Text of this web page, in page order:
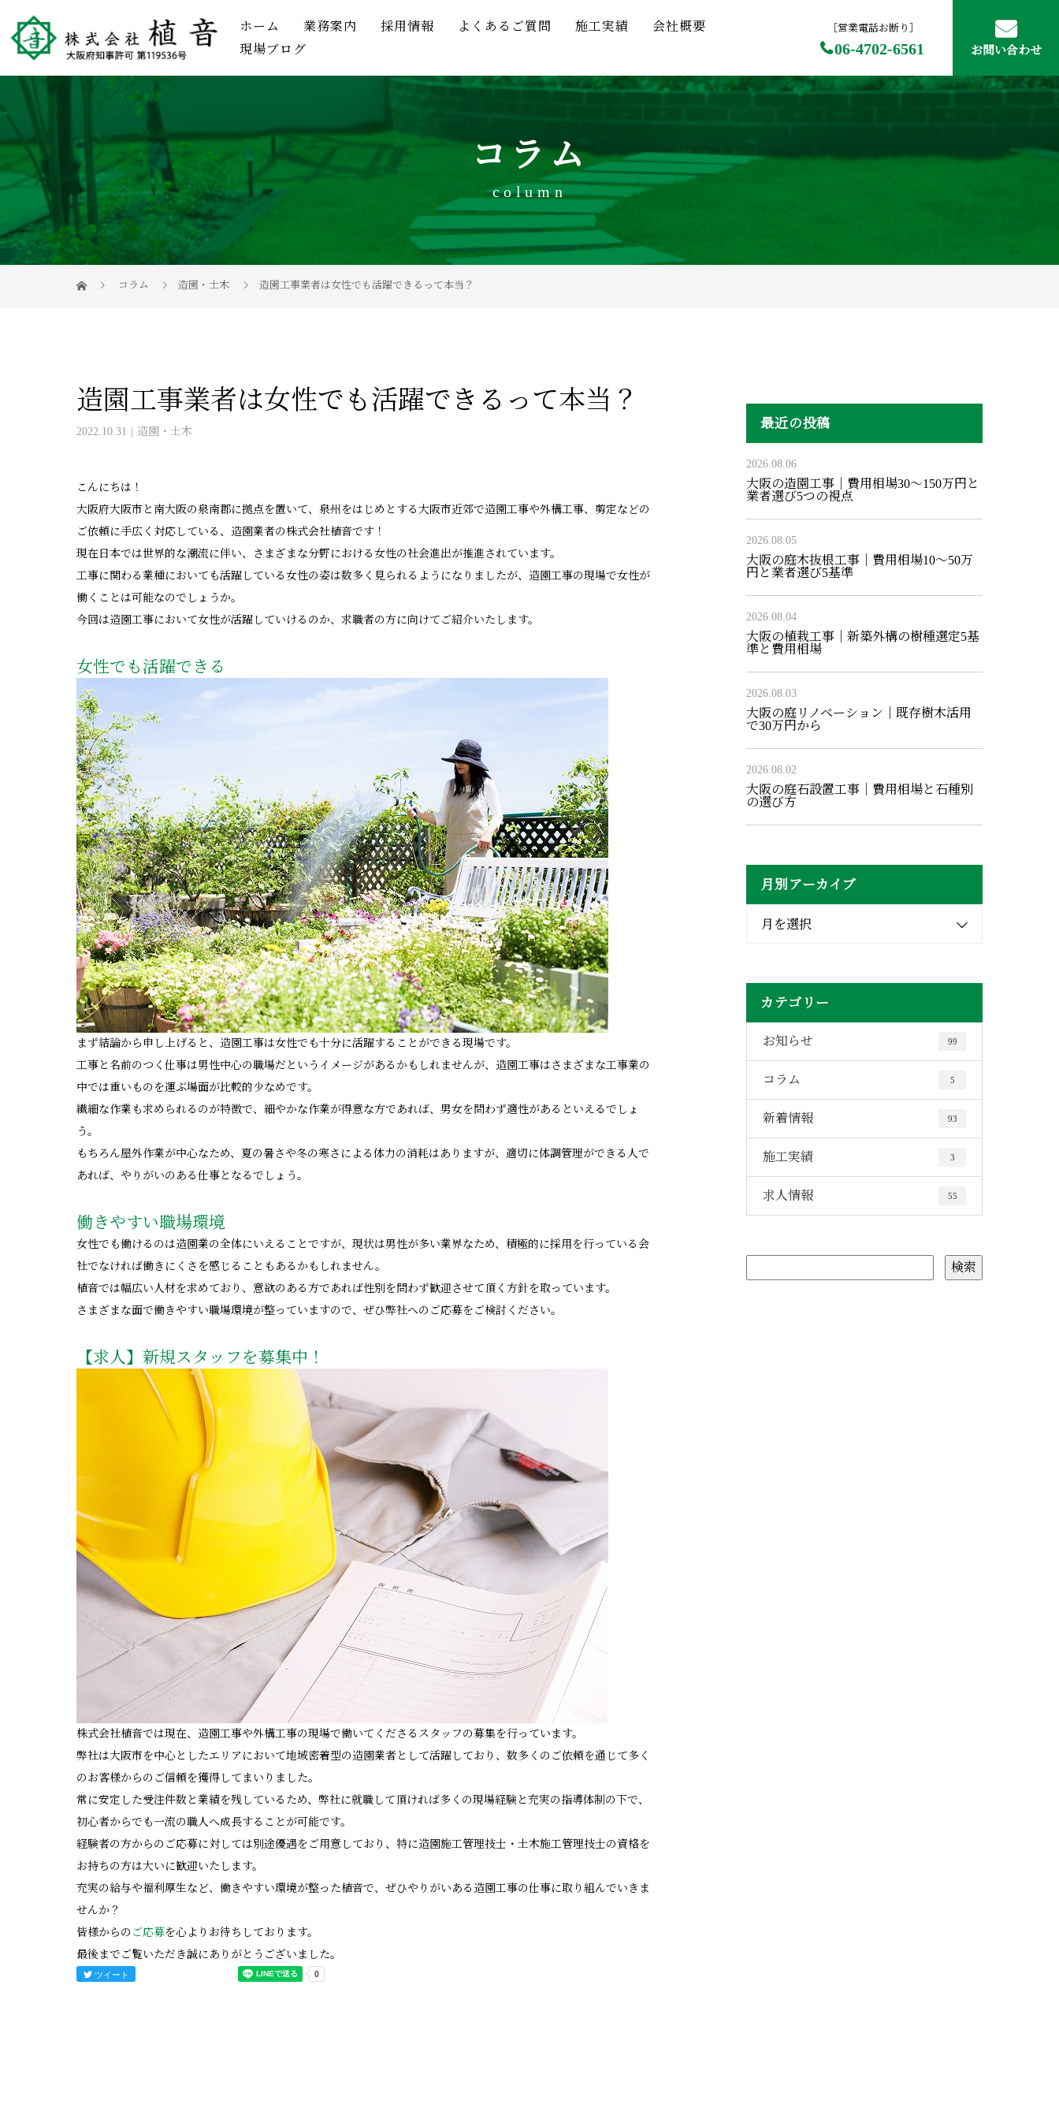
ホーム 業務案内 採用情報 よくあるご質問 施工実績
会社概要
現場ブログ
［営業電話お断り］
06-4702-6561 お問い合わせ
コラム
column
コラム 造園・土木 造園工事業者は女性でも活躍できるって本当？
造園工事業者は女性でも活躍できるって本当？
2022.10.31 造園・土木
こんにちは！
大阪府大阪市と南大阪の泉南郡に拠点を置いて、泉州をはじめとする大阪市近郊で造園工事や外構工事、剪定などの
ご依頼に手広く対応している、造園業者の株式会社植音です！
現在日本では世界的な潮流に伴い、さまざまな分野における女性の社会進出が推進されています。
工事に関わる業種においても活躍している女性の姿は数多く見られるようになりましたが、造園工事の現場で女性が
働くことは可能なのでしょうか。
今回は造園工事において女性が活躍していけるのか、求職者の方に向けてご紹介いたします。
女性でも活躍できる
まず結論から申し上げると、造園工事は女性でも十分に活躍することができる現場です。
工事と名前のつく仕事は男性中心の職場だというイメージがあるかもしれませんが、造園工事はさまざまな工事業の
中では重いものを運ぶ場面が比較的少なめです。
繊細な作業も求められるのが特徴で、細やかな作業が得意な方であれば、男女を問わず適性があるといえるでしょ
う。
もちろん屋外作業が中心なため、夏の暑さや冬の寒さによる体力の消耗はありますが、適切に体調管理ができる人で
あれば、やりがいのある仕事となるでしょう。
働きやすい職場環境
女性でも働けるのは造園業の全体にいえることですが、現状は男性が多い業界なため、積極的に採用を行っている会
社でなければ働きにくさを感じることもあるかもしれません。
植音では幅広い人材を求めており、意欲のある方であれば性別を問わず歓迎させて頂く方針を取っています。
さまざまな面で働きやすい職場環境が整っていますので、ぜひ弊社へのご応募をご検討ください。
【求人】新規スタッフを募集中！
株式会社植音では現在、造園工事や外構工事の現場で働いてくださるスタッフの募集を行っています。
弊社は大阪市を中心としたエリアにおいて地域密着型の造園業者として活躍しており、数多くのご依頼を通じて多く
のお客様からのご信頼を獲得してまいりました。
常に安定した受注件数と業績を残しているため、弊社に就職して頂ければ多くの現場経験と充実の指導体制の下で、
初心者からでも一流の職人へ成長することが可能です。
経験者の方からのご応募に対しては別途優遇をご用意しており、特に造園施工管理技士・土木施工管理技士の資格を
お持ちの方は大いに歓迎いたします。
充実の給与や福利厚生など、働きやすい環境が整った植音で、ぜひやりがいある造園工事の仕事に取り組んでいきま
せんか？
皆様からの ご応募を心よりお待ちしております。
最後までご覧いただき誠にありがとうございました。
ツイート
最近の投稿
2026.08.06
大阪の造園工事｜費用相場30〜150万円と
業者選び5つの視点
2026.08.05
大阪の庭木抜根工事｜費用相場10〜50万
円と業者選び5基準
2026.08.04
大阪の植栽工事｜新築外構の樹種選定5基
準と費用相場
2026.08.03
大阪の庭リノベーション｜既存樹木活用
で30万円から
2026.08.02
大阪の庭石設置工事｜費用相場と石種別
の選び方
月別アーカイブ
月を選択
カテゴリー
お知らせ 99
コラム 5
新着情報 93
施工実績 3
求人情報 55